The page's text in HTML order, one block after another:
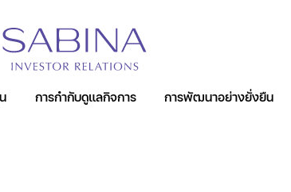
การกำกับดูแลกิจการ การพัฒนาอย่างยั่งยืน